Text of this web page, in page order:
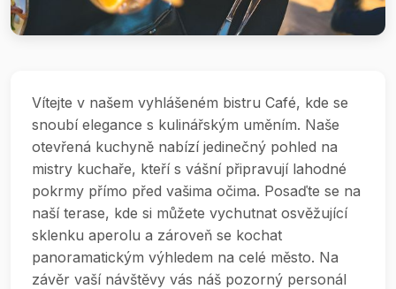
Vítejte v našem vyhlášeném bistru Café, kde se
snoubí elegance s kulinářským uměním. Naše
otevřená kuchyně nabízí jedinečný pohled na
mistry kuchaře, kteří s vášní připravují lahodné
pokrmy přímo před vašima očima. Posaďte se na
naší terase, kde si můžete vychutnat osvěžující
sklenku aperolu a zároveň se kochat
panoramatickým výhledem na celé město. Na
závěr vaší návštěvy vás náš pozorný personál